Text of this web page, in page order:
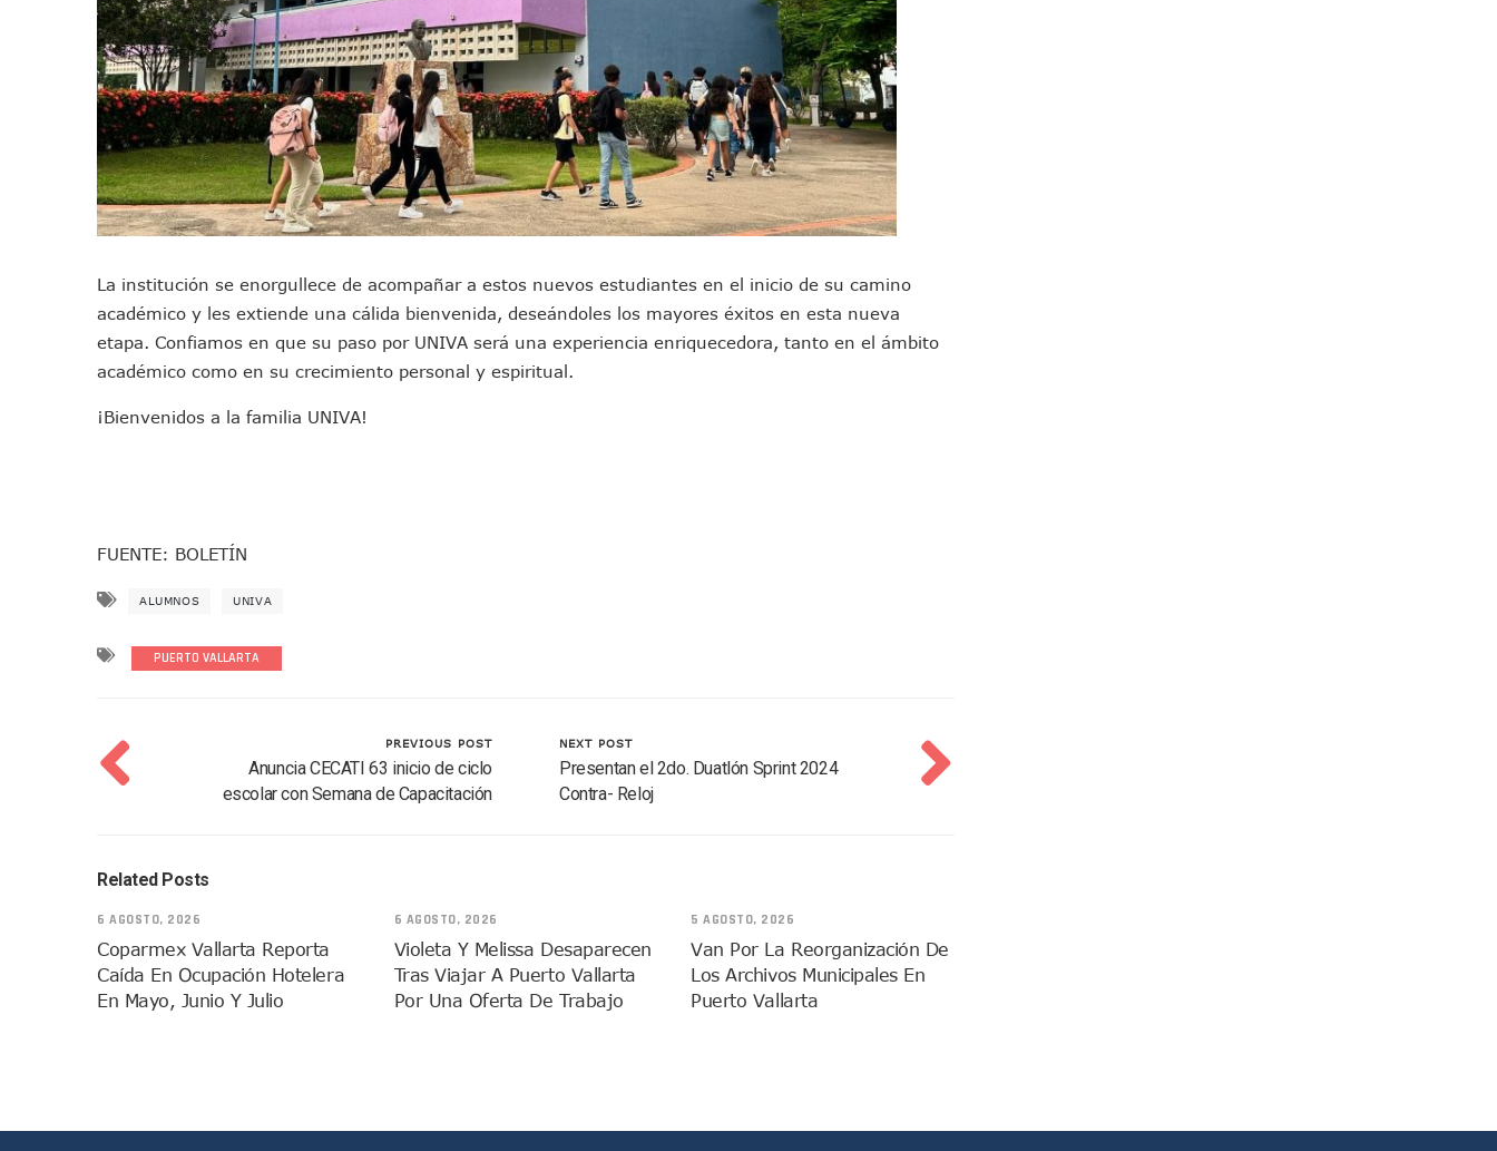
Por Desaparición Forzada, Expolicías De Nayarit Enfrentarán Proceso Penal
“El Mayo” Zambada Es Condenado A Morir En Prisión En Estados Unidos
Orgullo Vallartense: Zhoemí Luévanos Competirá En El Panamericano De Esgrima
Brigada Forense Brindará Atención A Familias De Personas Desaparecidas En Tapalpa
Vecinos De Vallarta 500 Exponen Queja De Vialidades A Juan Carlos Castro
Pelea De Extranjera Durante Función De “La Odisea” En Puerto Vallarta Se Vuelve Viral
Joven Esgrimista De Puerto Vallarta Asegura Lugar En El Panamericano De Lima
Llegan Camiones “oruga” A Puerto Vallarta Con Capacidad Para 130 Pasajeros C/u
Monzón Mexicano Causará Lluvias Muy Fuertes En Jalisco Y Otros Estados
Acusado De Homicidio En El Tuito Permanecerá Un Año En Prisión Preventiva
Descartan Riesgo De Tsunami Para Puerto Vallarta Tras Sismo De 7.4 En Chiapas
Retiran 10 Toneladas De Macroalga En Playa De Guayabitos; Investigan Origen Del Fenómeno
IMSS Rehabilitará Infraestructura De La UMF No. 170 En Puerto Vallarta
Puerto Vallarta Se Suma A Simulacro Estatal Por Bloqueos Carreteros
Fechas Y Sedes De Las Jornadas De Adopción De Perros En Puerto Vallarta
Accidente Fatal En La Autopista Guadalajara–Tepic Deja Entre 16 Y 18 Occisos
Ra Aguilar Fortalece La Transformación Desde Las Asambleas Informativas
Aparecen Vivos Los Tres Estudiantes Desaparecidos De Guadalajara
La institución se enorgullece de acompañar a estos nuevos estudiantes en el inicio de su camino
académico y les extiende una cálida bienvenida, deseándoles los mayores éxitos en esta nueva
etapa. Confiamos en que su paso por UNIVA será una experiencia enriquecedora, tanto en el ámbito
académico como en su crecimiento personal y espiritual.
¡Bienvenidos a la familia UNIVA!
FUENTE: BOLETÍN
ALUMNOS UNIVA
PUERTO VALLARTA
PREVIOUS POST
Anuncia CECATI 63 inicio de ciclo
escolar con Semana de Capacitación
NEXT POST
Presentan el 2do. Duatlón Sprint 2024
Contra- Reloj
Related Posts
6 AGOSTO, 2026
Coparmex Vallarta Reporta
Caída En Ocupación Hotelera
En Mayo, Junio Y Julio
6 AGOSTO, 2026
Violeta Y Melissa Desaparecen
Tras Viajar A Puerto Vallarta
Por Una Oferta De Trabajo
5 AGOSTO, 2026
Van Por La Reorganización De
Los Archivos Municipales En
Puerto Vallarta